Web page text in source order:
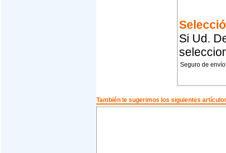
Si Ud.
Seguro de
También le sugerimos los siguientes